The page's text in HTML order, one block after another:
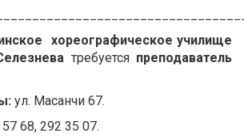
хореографическое училище
требуется преподаватель
ул. Масанчи 67.
68, 292 35 07.